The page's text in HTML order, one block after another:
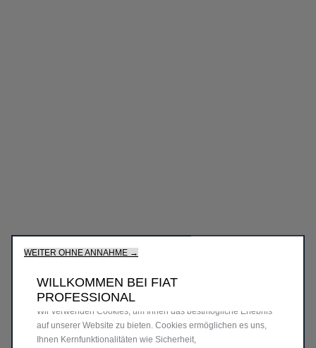
WEITER OHNE ANNAHME →
WILLKOMMEN BEI FIAT
PROFESSIONAL
Wir verwenden Cookies, um Ihnen das bestmögliche Erlebnis
auf unserer Website zu bieten. Cookies ermöglichen es uns,
Ihnen Kernfunktionalitäten wie Sicherheit,